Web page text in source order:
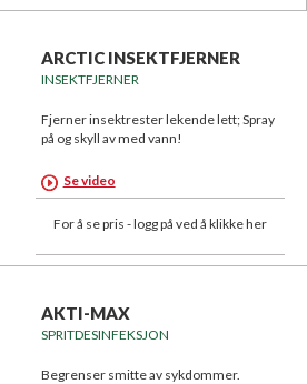
ARCTIC INSEKTFJERNER
INSEKTFJERNER
Fjerner insektrester lekende lett; Spray
på og skyll av med vann!
Se video
For å se pris - logg på ved å klikke her
AKTI-MAX
SPRITDESINFEKSJON
Begrenser smitte av sykdommer.